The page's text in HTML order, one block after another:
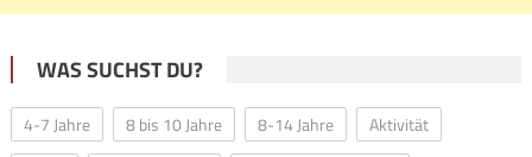
WAS SUCHST DU?
4-7 Jahre 8 bis 10 Jahre 8-14 Jahre
Aktivität